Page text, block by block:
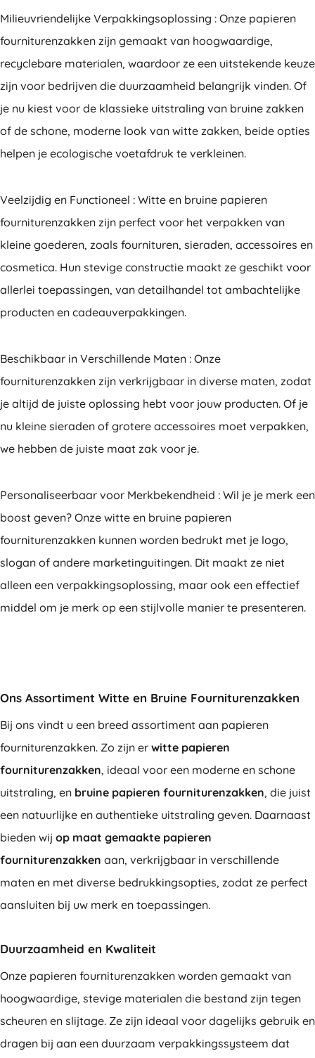
Milieuvriendelijke Verpakkingsoplossing : Onze papieren
fourniturenzakken zijn gemaakt van hoogwaardige,
recyclebare materialen, waardoor ze een uitstekende keuze
zijn voor bedrijven die duurzaamheid belangrijk vinden. Of
je nu kiest voor de klassieke uitstraling van bruine zakken
of de schone, moderne look van witte zakken, beide opties
helpen je ecologische voetafdruk te verkleinen.
Veelzijdig en Functioneel : Witte en bruine papieren
fourniturenzakken zijn perfect voor het verpakken van
kleine goederen, zoals fournituren, sieraden, accessoires en
cosmetica. Hun stevige constructie maakt ze geschikt voor
allerlei toepassingen, van detailhandel tot ambachtelijke
producten en cadeauverpakkingen.
Beschikbaar in Verschillende Maten : Onze
fourniturenzakken zijn verkrijgbaar in diverse maten, zodat
je altijd de juiste oplossing hebt voor jouw producten. Of je
nu kleine sieraden of grotere accessoires moet verpakken,
we hebben de juiste maat zak voor je.
Personaliseerbaar voor Merkbekendheid : Wil je je merk een
boost geven? Onze witte en bruine papieren
fourniturenzakken kunnen worden bedrukt met je logo,
slogan of andere marketinguitingen. Dit maakt ze niet
alleen een verpakkingsoplossing, maar ook een effectief
middel om je merk op een stijlvolle manier te presenteren.
Ons Assortiment Witte en Bruine Fourniturenzakken
Bij ons vindt u een breed assortiment aan papieren
fourniturenzakken. Zo zijn er witte papieren
fourniturenzakken, ideaal voor een moderne en schone
uitstraling, en bruine papieren fourniturenzakken, die juist
een natuurlijke en authentieke uitstraling geven. Daarnaast
bieden wij op maat gemaakte papieren
fourniturenzakken aan, verkrijgbaar in verschillende
maten en met diverse bedrukkingsopties, zodat ze perfect
aansluiten bij uw merk en toepassingen.
Duurzaamheid en Kwaliteit
Onze papieren fourniturenzakken worden gemaakt van
hoogwaardige, stevige materialen die bestand zijn tegen
scheuren en slijtage. Ze zijn ideaal voor dagelijks gebruik en
dragen bij aan een duurzaam verpakkingssysteem dat